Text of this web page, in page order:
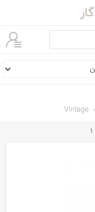
Vintage